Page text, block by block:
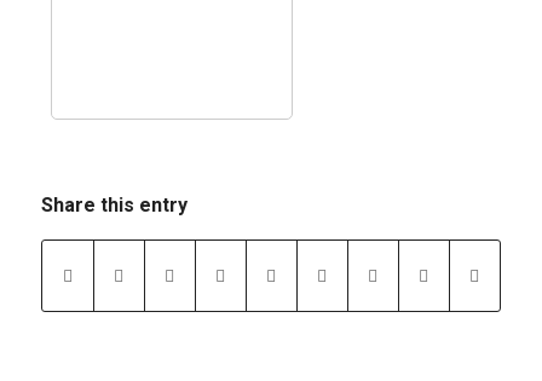
Share this entry